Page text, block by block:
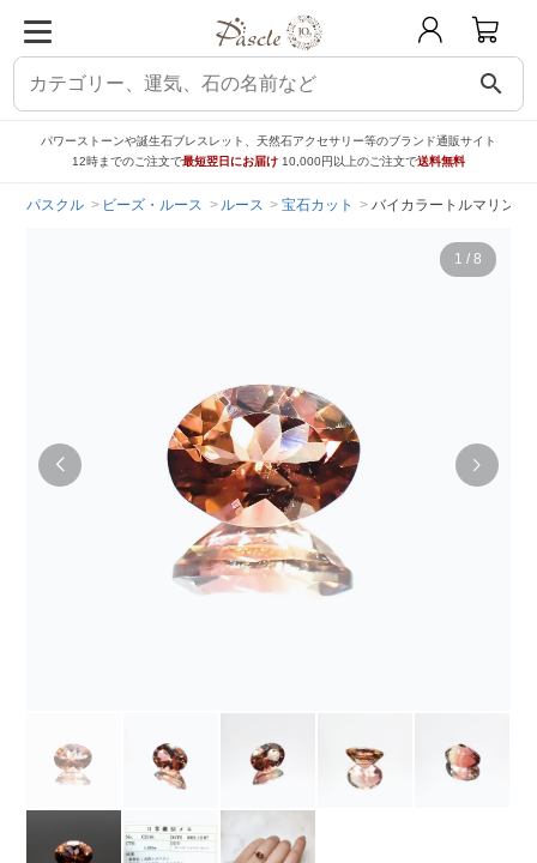
search
パワーストーンや誕生石ブレスレット、天然石アクセサリー等のブランド通販サイト
12時までのご注文で最短翌日にお届け 10,000円以上のご注文で送料無料
パスクル ビーズ・ルース ルース 宝石カット バイカラートルマリン（
1 / 8